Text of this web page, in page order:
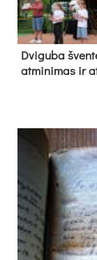
Dvi­gu­ba
at­mi­ni­mas ir